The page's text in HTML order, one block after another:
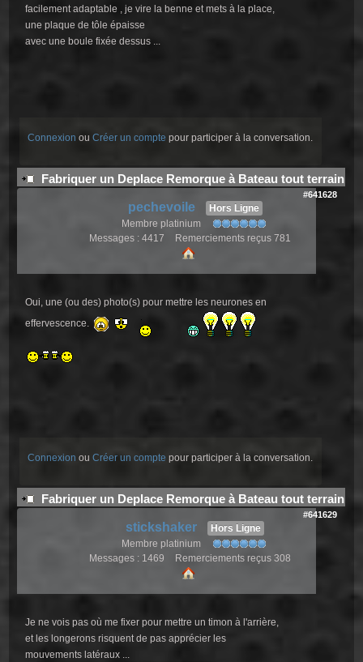
facilement adaptable , je vire la benne et mets à la place,
une plaque de tôle épaisse
avec une boule fixée dessus ...
Connexion ouCréer un compte pour participer à la conversation.
Fabriquer un Deplace Remorque à Bateau tout terrain
#641628
pechevoile
Hors Ligne
Membre platinium
Messages : 4417
Remerciements reçus 781
Oui, une (ou des) photo(s) pour mettre les neurones en
effervescence.
Connexion ouCréer un compte pour participer à la conversation.
Fabriquer un Deplace Remorque à Bateau tout terrain
#641629
stickshaker
Hors Ligne
Membre platinium
Messages : 1469
Remerciements reçus 308
Je ne vois pas où me fixer pour mettre un timon à l'arrière,
et les longerons risquent de pas apprécier les
mouvements latéraux ...